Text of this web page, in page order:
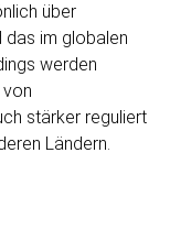
über
das im globalen
werden
stärker reguliert
Ländern.